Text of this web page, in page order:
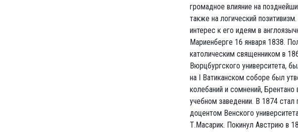
громадное влияние на
также на логический
интерес к его идеям в
Мариенберге 16 января 1838.
католическим священником в
Вюрцбургского университета,
на I Ватиканском соборе был
колебаний и сомнений,
учебном заведении. В 1874
доцентом Венского
Т.Масарик. Покинул Австрию в